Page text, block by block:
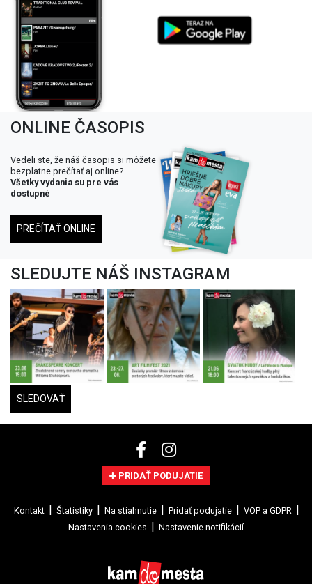
ONLINE ČASOPIS
Vedeli ste, že náš časopis si môžete
bezplatne prečítať aj online?
Všetky vydania su pre vás
dostupné
PREČÍTAŤ ONLINE
SLEDUJTE NÁŠ INSTAGRAM
SLEDOVAŤ
PRIDAŤ PODUJATIE
Kontakt Štatistiky Na stiahnutie Pridať podujatie
VOP a GDPR
Nastavenia cookies
Nastavenie notifikácií